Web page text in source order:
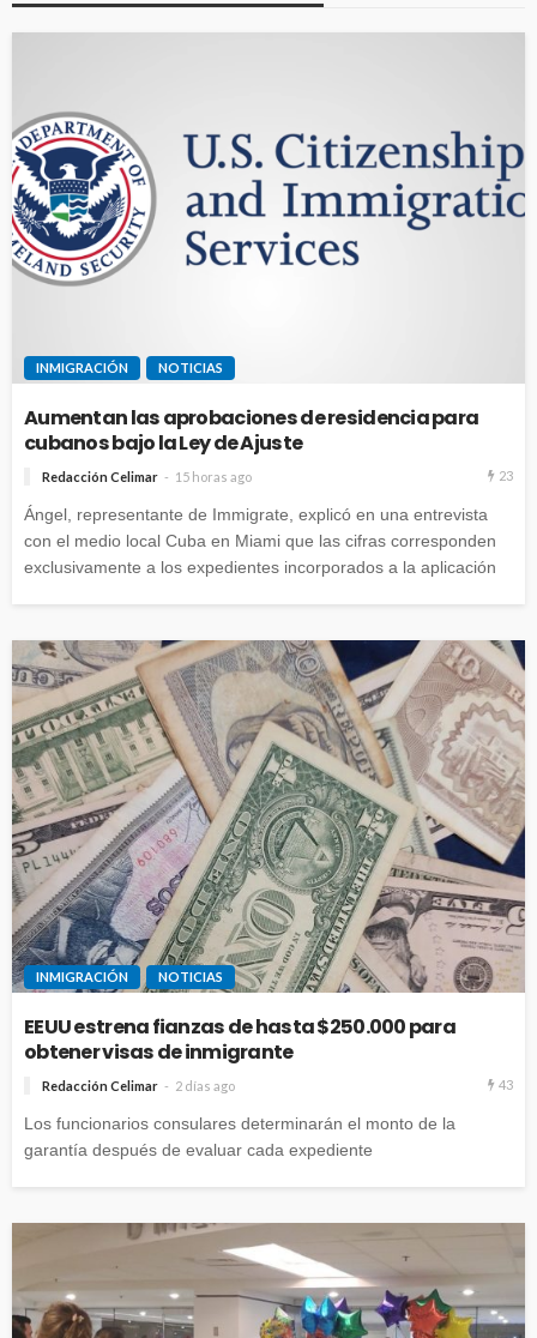
INMIGRACIÓN NOTICIAS
Aumentan las aprobaciones de residencia para
cubanos bajo la Ley de Ajuste
Redacción Celimar 15 horas ago 23
Ángel, representante de Immigrate, explicó en una entrevista
con el medio local Cuba en Miami que las cifras corresponden
exclusivamente a los expedientes incorporados a la aplicación
INMIGRACIÓN NOTICIAS
EEUU estrena fianzas de hasta $250.000 para
obtener visas de inmigrante
Redacción Celimar 2 días ago 43
Los funcionarios consulares determinarán el monto de la
garantía después de evaluar cada expediente